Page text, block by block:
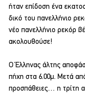
ήταν επίδοση ένα
δικό του πανελλήνιο
νέο πανελλήνιο ρεκόρ
ακολουθούσε!
Ο Έλληνας άλτης
πήχη στα 6.00μ. Μετά
προσπάθειες… η τρίτη